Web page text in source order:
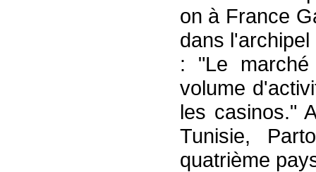
on à France
dans
: "Le
volume
les casinos."
Tunisie,
quatrième